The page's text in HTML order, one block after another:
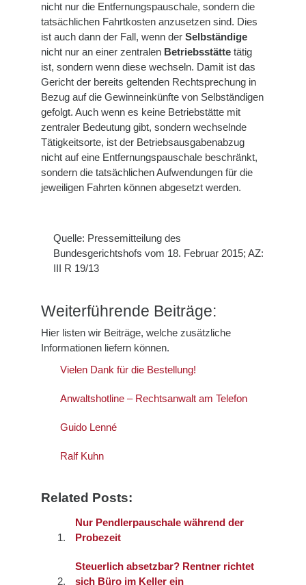
nicht nur die Entfernungspauschale, sondern die
tatsächlichen Fahrtkosten anzusetzen sind. Dies
ist auch dann der Fall, wenn der Selbständige
nicht nur an einer zentralen Betriebsstätte tätig
ist, sondern wenn diese wechseln. Damit ist das
Gericht der bereits geltenden Rechtsprechung in
Bezug auf die Gewinneinkünfte von Selbständigen
gefolgt. Auch wenn es keine Betriebstätte mit
zentraler Bedeutung gibt, sondern wechselnde
Tätigkeitsorte, ist der Betriebsausgabenabzug
nicht auf eine Entfernungspauschale beschränkt,
sondern die tatsächlichen Aufwendungen für die
jeweiligen Fahrten können abgesetzt werden.
Quelle: Pressemitteilung des
Bundesgerichtshofs vom 18. Februar 2015; AZ:
III R 19/13
Weiterführende Beiträge:
Hier listen wir Beiträge, welche zusätzliche
Informationen liefern können.
Vielen Dank für die Bestellung!
Anwaltshotline – Rechtsanwalt am Telefon
Guido Lenné
Ralf Kuhn
Related Posts:
Nur Pendlerpauschale während der
Probezeit
Steuerlich absetzbar? Rentner richtet
sich Büro im Keller ein